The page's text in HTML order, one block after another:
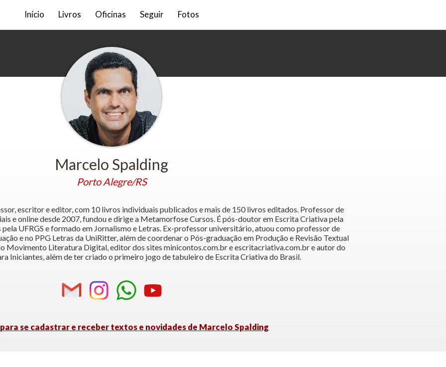
Início Livros Oficinas Seguir Fotos
Marcelo Spalding
Porto Alegre/RS
escritor e editor, com 10 livros individuais publicados e mais de 150 livros editados. Professor de
e online desde 2007, fundou e dirige a Metamorfose Cursos. É pós-doutor em Escrita Criativa pela
UFRGS e formado em Jornalismo e Letras. Ex-professor universitário, atuou como professor de
e no PPG Letras da UniRitter, além de coordenar o Pós-graduação em Produção e Revisão Textual
Movimento Literatura Digital, editor dos sites minicontos.com.br e escritacriativa.com.br e autor do
Iniciantes, além de ter criado o primeiro jogo de tabuleiro de Escrita Criativa do Brasil.
se cadastrar e receber textos e novidades de Marcelo Spalding